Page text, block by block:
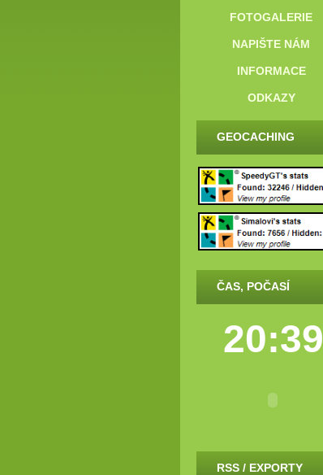
FOTOGALERIE
NAPIŠTE NÁM
INFORMACE
ODKAZY
GEOCACHING
ČAS, POČASÍ
20:39
RSS / EXPORTY